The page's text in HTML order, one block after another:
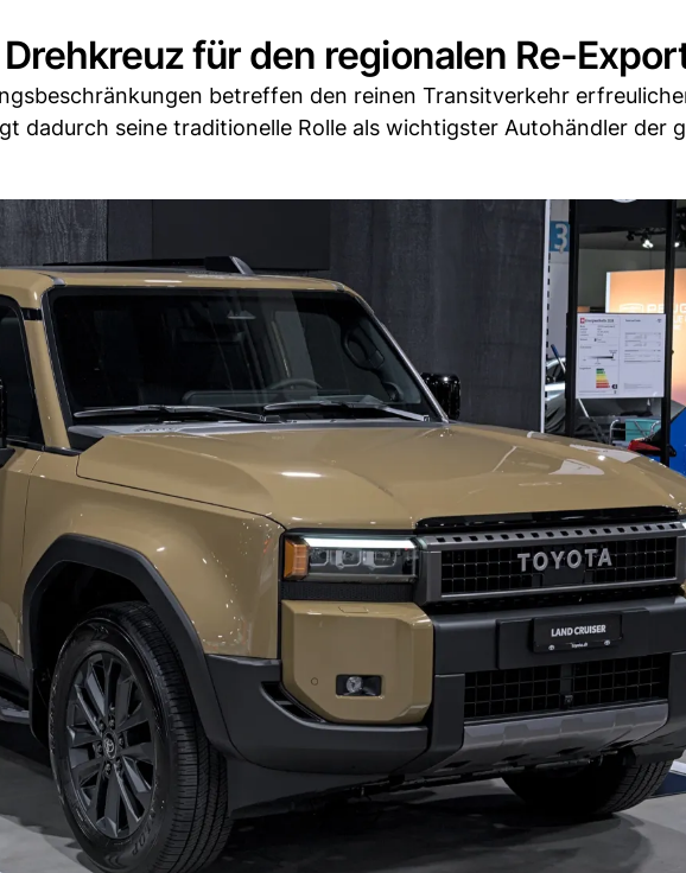
für den regionalen Re-
betreffen den reinen Transitverkehr
dadurch seine traditionelle Rolle als wichtigster Autohändler der